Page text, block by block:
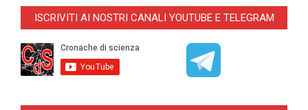
ISCRIVITI AI NOSTRI CANALI YOUTUBE E TELEGRAM